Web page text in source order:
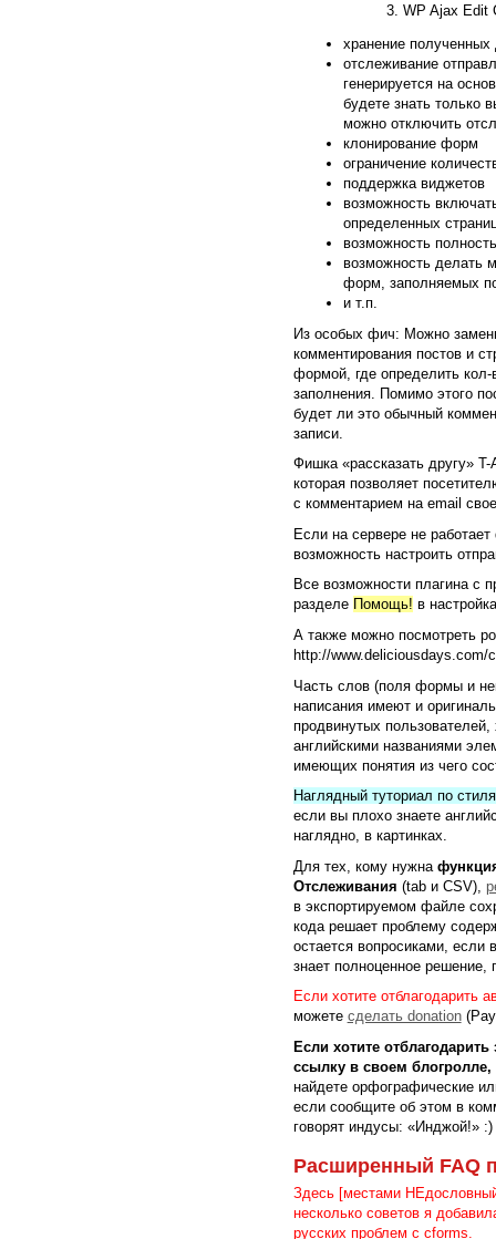
WP Ajax Edit
хранение
отслеживание
генерируется на
будете знать только
можно отключить
клонирование форм
ограничение
поддержка виджетов
возможность
определенных
возможность
возможность делать
форм, заполняемых
и т.п.
Из особых фич: Можно
комментирования постов и
формой, где определить кол-
заполнения. Помимо этого
будет ли это обычный
записи.
Фишка «рассказать другу» T-
которая позволяет
с комментарием на email
Если на сервере не
возможность настроить
Все возможности плагина с
разделе Помощь! в
А также можно посмотреть
http://www.deliciousdays.com/
Часть слов (поля формы и
написания имеют и
продвинутых
английскими названиями
имеющих понятия из чего
Наглядный туториал по
если вы плохо знаете
наглядно, в картинках.
Для тех, кому нужна
Отслеживания (tab и CSV),
в экспортируемом файле
кода решает проблему
остается вопросиками, если
знает полноценное решение,
Если хотите отблагодарить
можете сделать donation
Если хотите
ссылку в своем блогролле,
найдете орфографические
если сообщите об этом в
говорят индусы: «Инджой!» :)
Расширенный FAQ
Здесь [местами
несколько советов я
русских проблем с cforms.